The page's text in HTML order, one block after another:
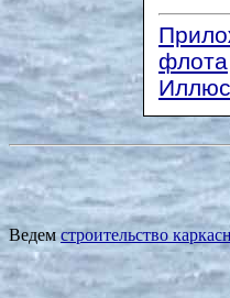
флота
Ведем строительство